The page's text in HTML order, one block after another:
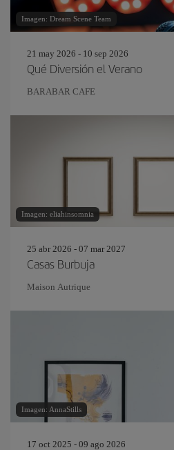
Imagen: Dream Scene Team
21 may 2026 - 10 sep 2026
Qué Diversión el Verano
BARABAR CAFE
Imagen: eliahinsomnia
25 abr 2026 - 07 mar 2027
Casas Burbuja
Maison Autrique
Imagen: AnnaStills
17 oct 2025 - 09 ago 2026